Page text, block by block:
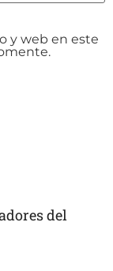
y web en este
del